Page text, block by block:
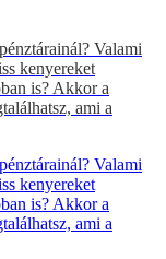
Valami
kenyereket
is? Akkor a
ami a
Valami
kenyereket
is? Akkor a
ami a